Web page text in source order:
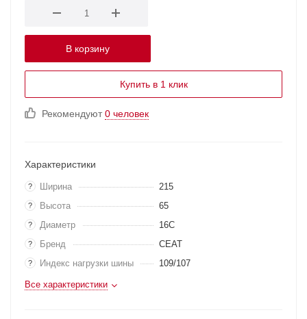
В корзину
Купить в 1 клик
Рекомендуют0 человек
Характеристики
? Ширина 215
? Высота 65
? Диаметр 16C
? Бренд CEAT
? Индекс нагрузки шины 109/107
Все характеристики